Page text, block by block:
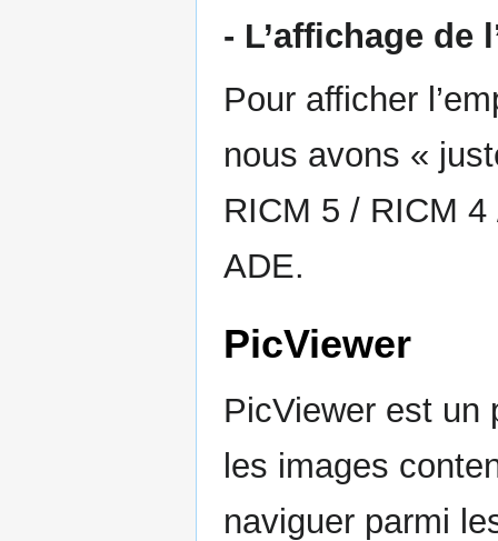
- L’affichage de
Pour afficher
nous avons «
RICM 5 / RICM
ADE.
PicViewer
PicViewer est un
les images
naviguer parmi